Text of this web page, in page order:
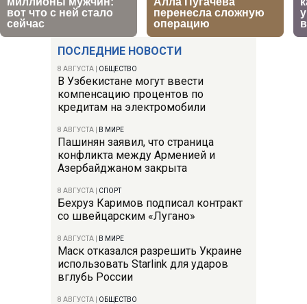
ПОСЛЕДНИЕ НОВОСТИ
8 АВГУСТА ОБЩЕСТВО
В Узбекистане могут ввести
компенсацию процентов по
кредитам на электромобили
8 АВГУСТА В МИРЕ
Пашинян заявил, что страница
конфликта между Арменией и
Азербайджаном закрыта
8 АВГУСТА СПОРТ
Бехруз Каримов подписал контракт
со швейцарским «Лугано»
8 АВГУСТА В МИРЕ
Маск отказался разрешить Украине
использовать Starlink для ударов
вглубь России
8 АВГУСТА ОБЩЕСТВО